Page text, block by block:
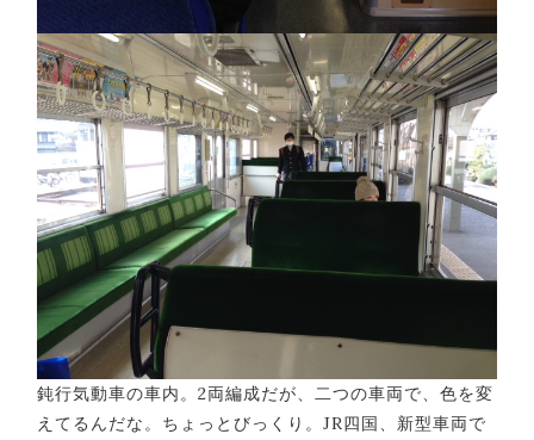
鈍行気動車の車内。2両編成だが、二つの車両で、色を変
えてるんだな。ちょっとびっくり。JR四国、新型車両で